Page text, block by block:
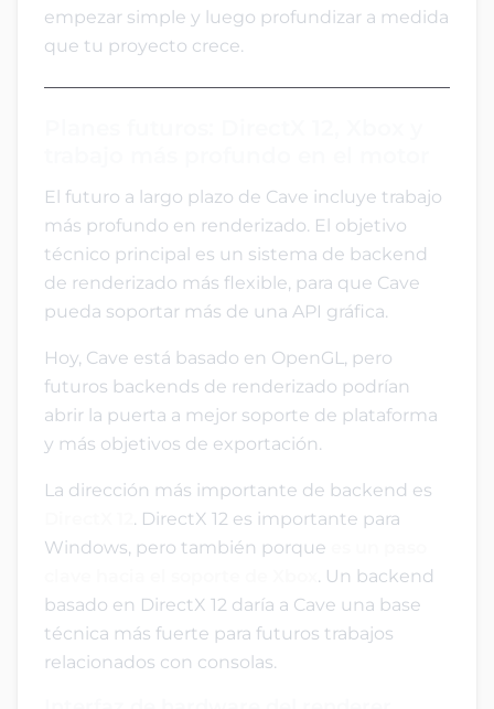
empezar simple y luego profundizar a medida
que tu proyecto crece.
El futuro a largo plazo de Cave incluye trabajo
más profundo en renderizado. El objetivo
técnico principal es un sistema de backend
de renderizado más flexible, para que Cave
pueda soportar más de una API gráfica.
Hoy, Cave está basado en OpenGL, pero
futuros backends de renderizado podrían
abrir la puerta a mejor soporte de plataforma
y más objetivos de exportación.
La dirección más importante de backend es
. DirectX 12 es importante para
Windows, pero también porque
. Un backend
basado en DirectX 12 daría a Cave una base
técnica más fuerte para futuros trabajos
relacionados con consolas.